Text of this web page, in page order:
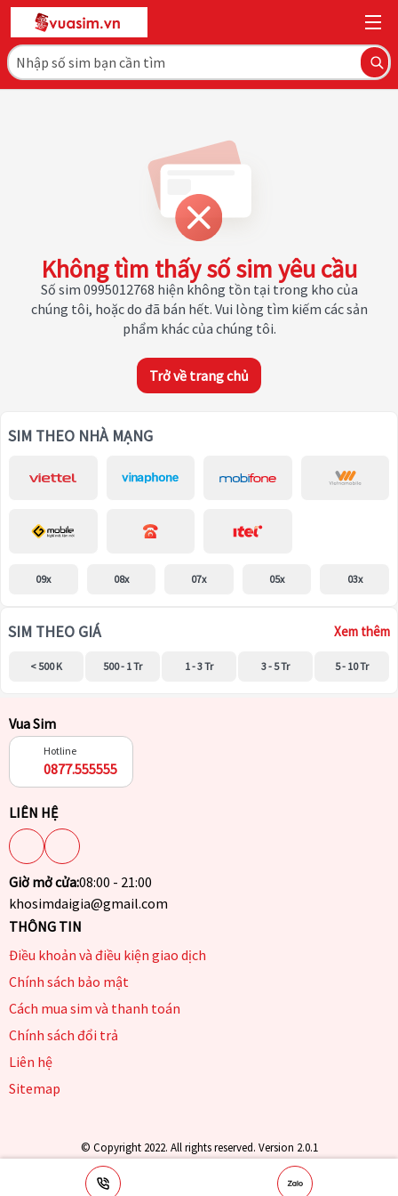
Không tìm thấy số sim yêu cầu
Số sim 0995012768 hiện không tồn tại trong kho của
chúng tôi, hoặc do đã bán hết. Vui lòng tìm kiếm các sản
phẩm khác của chúng tôi.
Trở về trang chủ
SIM THEO NHÀ MẠNG
09x 08x 07x 05x 03x
SIM THEO GIÁ Xem thêm
< 500 K 500 - 1 Tr 1 - 3 Tr 3 - 5 Tr 5 - 10 Tr
Vua Sim
Hotline
0877.555555
LIÊN HỆ
Giờ mở cửa:08:00 - 21:00
khosimdaigia@gmail.com
THÔNG TIN
Điều khoản và điều kiện giao dịch
Chính sách bảo mật
Cách mua sim và thanh toán
Chính sách đổi trả
Liên hệ
Sitemap
© Copyright 2022. All rights reserved. Version 2.0.1